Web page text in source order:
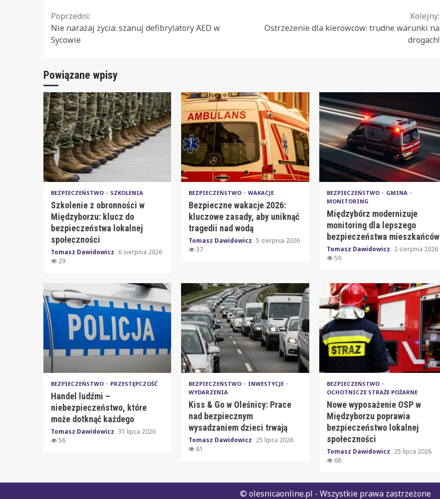
Continue
Reading
Poprzedni:
Nie narażaj życia: szanuj defibrylatory AED w
Sycowie
Kolejny:
Ostrzeżenie dla kierowców: trudne warunki na
drogach!
Powiązane wpisy
BEZPIECZEŃSTWO SZKOLENIA
Szkolenie z obronności w
Międzyborzu: klucz do
bezpieczeństwa lokalnej
społeczności
Tomasz Dawidowicz 6 sierpnia 2026
29
BEZPIECZEŃSTWO WAKACJE
Bezpieczne wakacje 2026:
kluczowe zasady, aby uniknąć
tragedii nad wodą
Tomasz Dawidowicz 5 sierpnia 2026
37
BEZPIECZEŃSTWO
GMINA
MONITORING
Międzybórz modernizuje
monitoring dla lepszego
bezpieczeństwa mieszkańców
Tomasz Dawidowicz 2 sierpnia 2026
50
BEZPIECZEŃSTWO PRZESTĘPCZOŚĆ
Handel ludźmi –
niebezpieczeństwo, które
może dotknąć każdego
Tomasz Dawidowicz 31 lipca 2026
56
BEZPIECZEŃSTWO
INWESTYCJE
WYDARZENIA
Kiss & Go w Oleśnicy: Prace
nad bezpiecznym
wysadzaniem dzieci trwają
Tomasz Dawidowicz 25 lipca 2026
81
BEZPIECZEŃSTWO
OCHOTNICZE STRAŻE POŻARNE
Nowe wyposażenie OSP w
Międzyborzu poprawia
bezpieczeństwo lokalnej
społeczności
Tomasz Dawidowicz 25 lipca 2026
68
© olesnicaonline.pl - Wszystkie prawa zastrzeżone